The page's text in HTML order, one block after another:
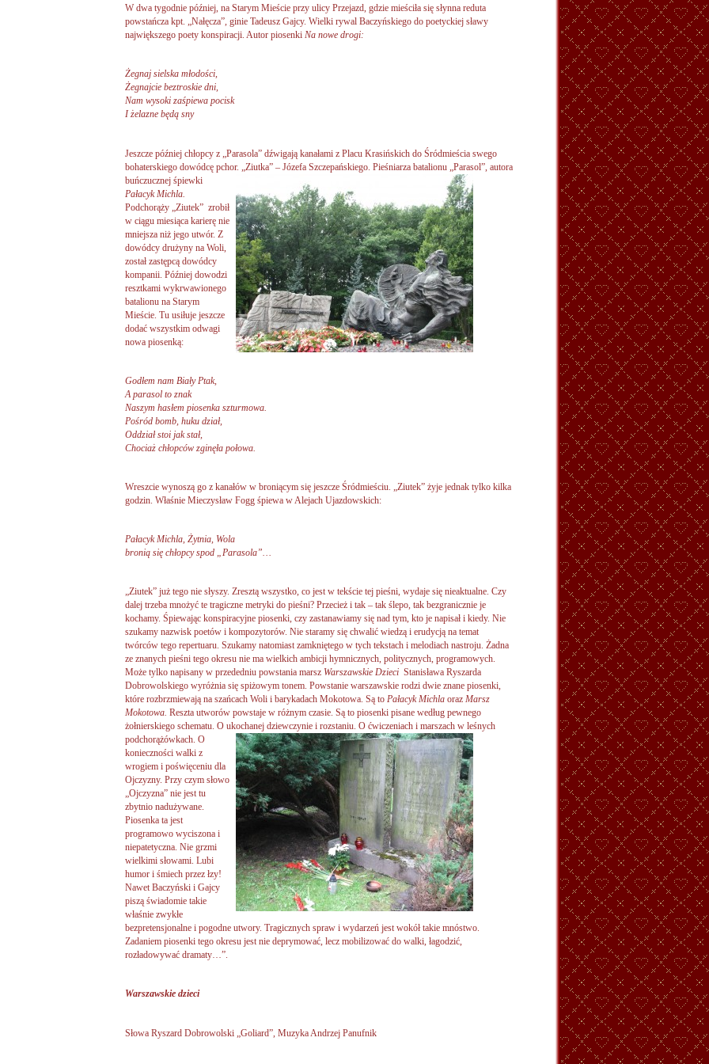
W dwa tygodnie później, na Starym Mieście przy ulicy Przejazd, gdzie mieściła się słynna reduta
powstańcza kpt. „Nałęcza”, ginie Tadeusz Gajcy. Wielki rywal Baczyńskiego do poetyckiej sławy
największego poety konspiracji. Autor piosenki Na nowe drogi:
Żegnaj sielska młodości,
Żegnajcie beztroskie dni,
Nam wysoki zaśpiewa pocisk
I żelazne będą sny
Jeszcze później chłopcy z „Parasola” dźwigają kanałami z Placu Krasińskich do Śródmieścia swego
bohaterskiego dowódcę pchor. „Ziutka” – Józefa Szczepańskiego. Pieśniarza batalionu „Parasol”, autora
buńczucznej śpiewki
Pałacyk Michla.
Podchorąży „Ziutek” zrobił
w ciągu miesiąca karierę nie
mniejsza niż jego utwór. Z
dowódcy drużyny na Woli,
został zastępcą dowódcy
kompanii. Później dowodzi
resztkami wykrwawionego
batalionu na Starym
Mieście. Tu usiłuje jeszcze
dodać wszystkim odwagi
nowa piosenką:
Godłem nam Biały Ptak,
A parasol to znak
Naszym hasłem piosenka szturmowa.
Pośród bomb, huku dział,
Oddział stoi jak stał,
Chociaż chłopców zginęła połowa.
Wreszcie wynoszą go z kanałów w broniącym się jeszcze Śródmieściu. „Ziutek” żyje jednak tylko kilka
godzin. Właśnie Mieczysław Fogg śpiewa w Alejach Ujazdowskich:
Pałacyk Michla, Żytnia, Wola
bronią się chłopcy spod „Parasola”…
„Ziutek” już tego nie słyszy. Zresztą wszystko, co jest w tekście tej pieśni, wydaje się nieaktualne. Czy
dalej trzeba mnożyć te tragiczne metryki do pieśni? Przecież i tak – tak ślepo, tak bezgranicznie je
kochamy. Śpiewając konspiracyjne piosenki, czy zastanawiamy się nad tym, kto je napisał i kiedy. Nie
szukamy nazwisk poetów i kompozytorów. Nie staramy się chwalić wiedzą i erudycją na temat
twórców tego repertuaru. Szukamy natomiast zamkniętego w tych tekstach i melodiach nastroju. Żadna
ze znanych pieśni tego okresu nie ma wielkich ambicji hymnicznych, politycznych, programowych.
Może tylko napisany w przededniu powstania marsz Warszawskie Dzieci Stanisława Ryszarda
Dobrowolskiego wyróżnia się spiżowym tonem. Powstanie warszawskie rodzi dwie znane piosenki,
które rozbrzmiewają na szańcach Woli i barykadach Mokotowa. Są to Pałacyk Michla oraz Marsz
Mokotowa. Reszta utworów powstaje w różnym czasie. Są to piosenki pisane według pewnego
żołnierskiego schematu. O ukochanej dziewczynie i rozstaniu. O ćwiczeniach i marszach w leśnych
podchorążówkach. O
konieczności walki z
wrogiem i poświęceniu dla
Ojczyzny. Przy czym słowo
„Ojczyzna” nie jest tu
zbytnio nadużywane.
Piosenka ta jest
programowo wyciszona i
niepatetyczna. Nie grzmi
wielkimi słowami. Lubi
humor i śmiech przez łzy!
Nawet Baczyński i Gajcy
piszą świadomie takie
właśnie zwykłe
bezpretensjonalne i pogodne utwory. Tragicznych spraw i wydarzeń jest wokół takie mnóstwo.
Zadaniem piosenki tego okresu jest nie deprymować, lecz mobilizować do walki, łagodzić,
rozładowywać dramaty…”.
Warszawskie dzieci
Słowa Ryszard Dobrowolski „Goliard”, Muzyka Andrzej Panufnik